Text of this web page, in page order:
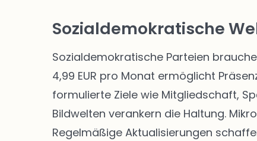
Sozialdemokratische
Sozialdemokratische Parteien
4,99 EUR pro Monat ermöglicht
formulierte Ziele wie Mitgliedschaft,
Bildwelten verankern die Haltung.
Regelmäßige Aktualisierungen